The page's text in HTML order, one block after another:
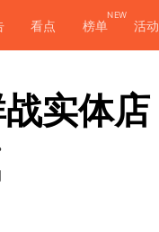
看点 榜单
NEW
活动
实体店